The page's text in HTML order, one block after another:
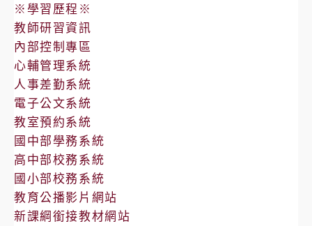
※學習歷程※
教師研習資訊
內部控制專區
心輔管理系統
人事差勤系統
電子公文系統
教室預約系統
國中部學務系統
高中部校務系統
國小部校務系統
教育公播影片網站
新課綱銜接教材網站